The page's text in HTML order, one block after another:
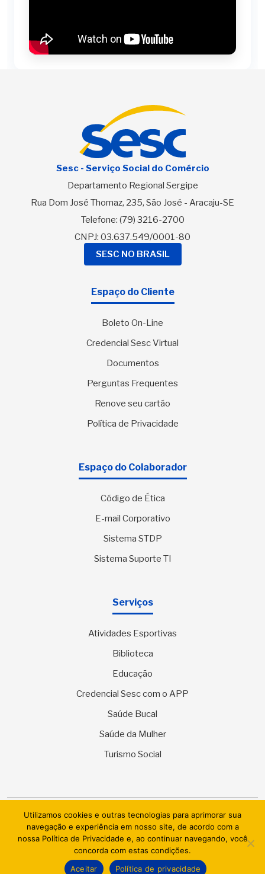
Sesc - Serviço Social do Comércio
Departamento Regional Sergipe
Rua Dom José Thomaz, 235, São José - Aracaju-SE
Telefone: (79) 3216-2700
CNPJ: 03.637.549/0001-80
SESC NO BRASIL
Espaço do Cliente
Boleto On-Line
Credencial Sesc Virtual
Documentos
Perguntas Frequentes
Renove seu cartão
Política de Privacidade
Espaço do Colaborador
Código de Ética
E-mail Corporativo
Sistema STDP
Sistema Suporte TI
Serviços
Atividades Esportivas
Biblioteca
Educação
Credencial Sesc com o APP
Saúde Bucal
Saúde da Mulher
Turismo Social
© 2026 SESC Sergipe - Serviço Social do Comércio. Todos os
direitos reservados.
AI.BRAZIL TECHNOLOGIES & DATACENTER LTDA
Utilizamos cookies e outras tecnologias para aprimorar sua
navegação e experiência em nosso site, de acordo com a
nossa Política de Privacidade e, ao continuar navegando, você
concorda com estas condições.
Aceitar
Política de privacidade